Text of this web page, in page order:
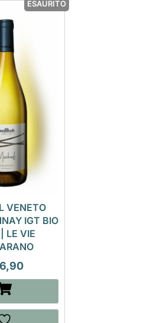
ESAURITO
VENETO
IGT BIO
LE VIE